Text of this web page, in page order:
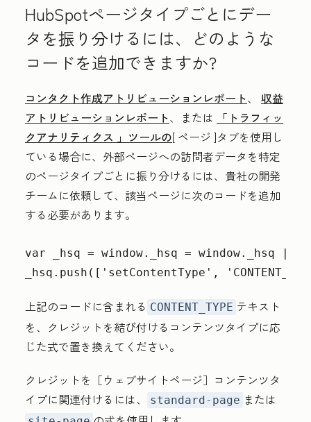
HubSpotページタイプごとにデー
タを振り分けるには、どのような
コードを追加できますか?
コンタクト作成アトリビューションレポート、 収益
アトリビューションレポート、または
「トラフィッ
クアナリティクス 」ツールの[ ページ ]タブを使用し
ている場合に、外部ページへの訪問者データを特定
のページタイプごとに振り分けるには、貴社の開発
チームに依頼して、該当ページに次のコードを追加
する必要があります。
var _hsq = window._hsq = window._hsq ||
_hsq.push(['setContentType',
上記のコードに含まれる CONTENT_TYPE テキスト
を、クレジットを結び付けるコンテンツタイプに応
じた式で置き換えてください。
クレジットを［ウェブサイトページ］ コンテンツタ
イプに関連付けるには、
standard-page または